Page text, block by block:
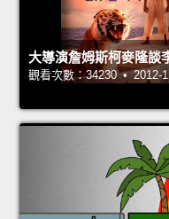
大導演詹姆斯柯麥隆談
觀看次數：34230 • 2012-